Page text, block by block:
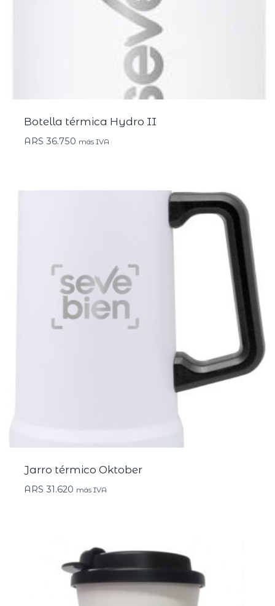
Botella térmica Hydro II
ARS 36.750 más IVA
Jarro térmico Oktober
ARS 31.620 más IVA